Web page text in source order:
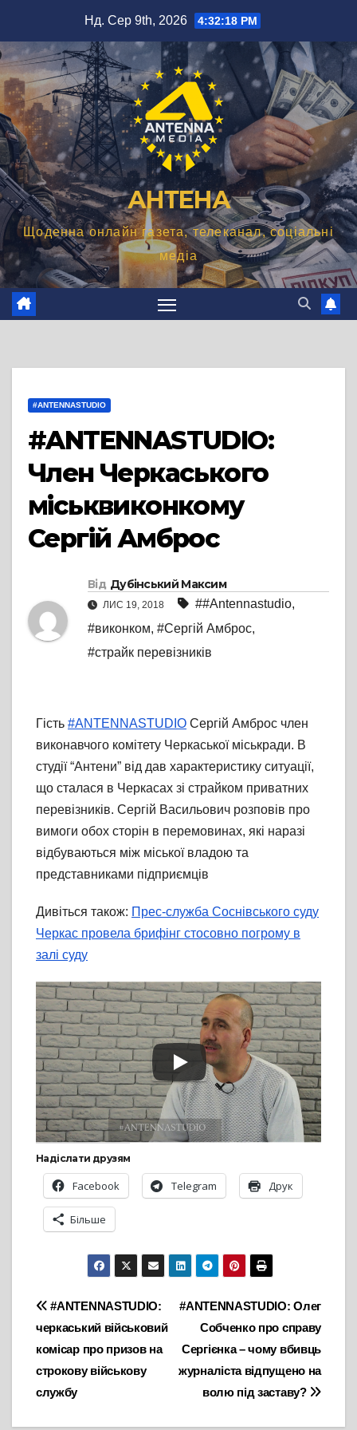
вмісту
Нд. Сер 9th, 2026 4:32:19 PM
АНТЕНА
Щоденна онлайн газета, телеканал, соціальні
медіа
#ANTENNASTUDIO
#ANTENNASTUDIO:
Член Черкаського
міськвиконкому
Сергій Амброс
Від Дубінський Максим
ЛИС 19, 2018 ##Antennastudio,
#виконком, #Сергій Амброс,
#страйк перевізників
Гість #ANTENNASTUDIO Сергій Амброс член
виконавчого комітету Черкаської міськради. В
студії “Антени” від дав характеристику ситуації,
що сталася в Черкасах зі страйком приватних
перевізників. Сергій Васильович розповів про
вимоги обох сторін в перемовинах, які наразі
відбуваються між міської владою та
представниками підприємців
Дивіться також: Прес-служба Соснівського суду
Черкас провела брифінг стосовно погрому в
залі суду
Надіслати друзям
Facebook Telegram Друк
Більше
Навігація
записів
#ANTENNASTUDIO: Олег
Собченко про справу
Сергієнка – чому вбивць
журналіста відпущено на
волю під заставу?
#ANTENNASTUDIO:
черкаський військовий
комісар про призов на
строкову військову
службу